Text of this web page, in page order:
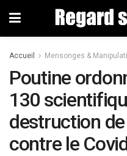
Accueil Mensonges &
Poutine
130
destruction
contre le